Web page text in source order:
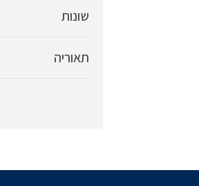
שונות
תאוריה